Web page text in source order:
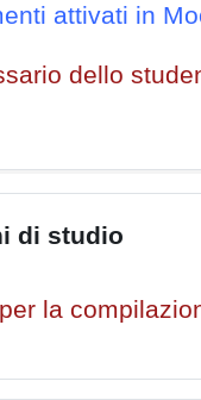
attivati in
dello
di studio
la